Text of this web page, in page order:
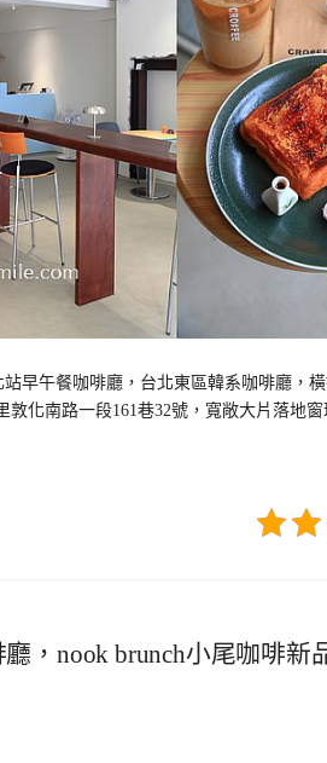
早午餐咖啡廳，台北東區韓系咖啡廳，
化南路一段161巷32號，寬敞大片落地
，nook brunch小尾咖啡新